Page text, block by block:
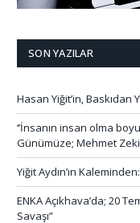
SON YAZILAR
Hasan Yiğit’in,
‘’İnsanın insan olma
Günümüze; Mehmet
Yiğit Aydın’ın
ENKA Açıkhava’da; 20
Savaşı”